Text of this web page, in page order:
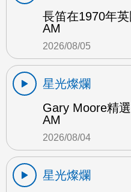
長笛在1970年
AM
2026/08/05
星光燦爛
Gary Moore精
AM
2026/08/04
星光燦爛